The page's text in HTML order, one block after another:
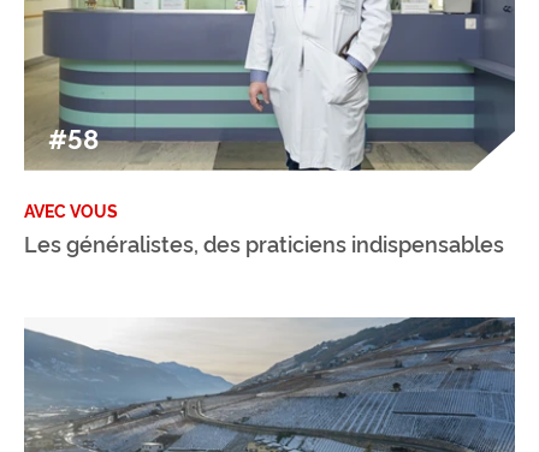
#58
AVEC VOUS
Les généralistes, des praticiens indispensables